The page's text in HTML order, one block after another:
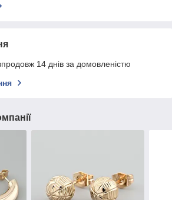
14 днів за домовленістю